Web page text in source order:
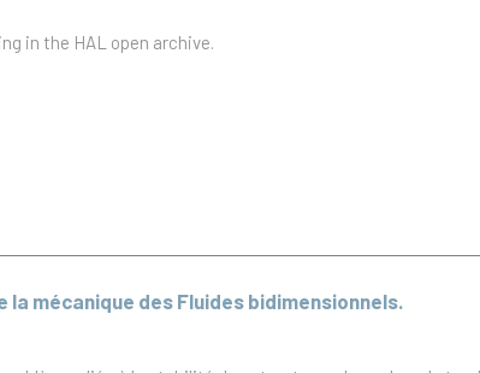
in the HAL open archive.
mécanique des Fluides bidimensionnels.